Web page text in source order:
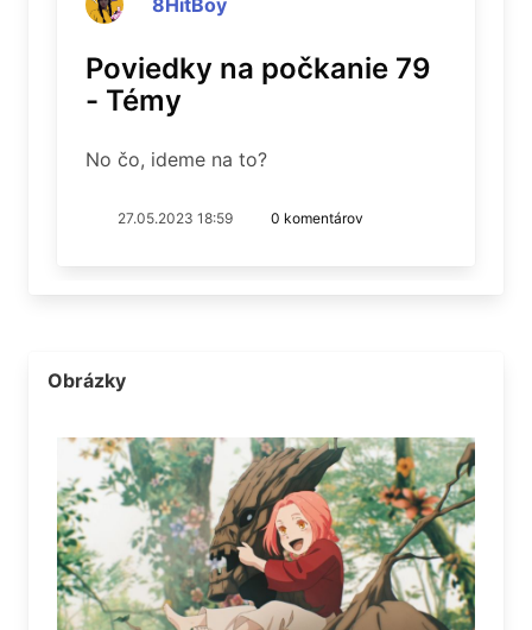
8HitBoy
Poviedky na počkanie 79
- Témy
No čo, ideme na to?
27.05.2023 18:59 0 komentárov
Obrázky